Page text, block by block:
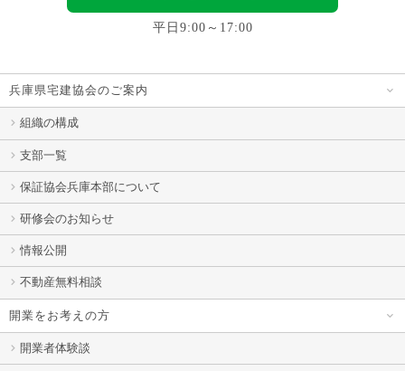
平日9:00～17:00
兵庫県宅建協会のご案内
組織の構成
支部一覧
保証協会兵庫本部について
研修会のお知らせ
情報公開
不動産無料相談
開業をお考えの方
開業者体験談